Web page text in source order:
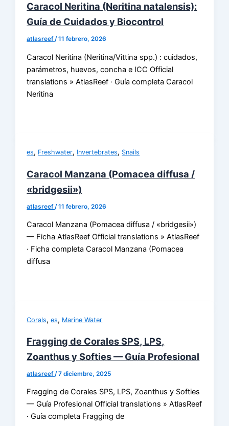
Caracol Neritina (Neritina natalensis):
Guía de Cuidados y Biocontrol
atlasreef/11 febrero, 2026
Caracol Neritina (Neritina/Vittina spp.) : cuidados,
parámetros, huevos, concha e ICC Official
translations » AtlasReef · Guía completa Caracol
Neritina
es, Freshwater, Invertebrates, Snails
Caracol Manzana (Pomacea diffusa /
«bridgesii»)
atlasreef /11 febrero, 2026
Caracol Manzana (Pomacea diffusa / «bridgesii»)
— Ficha AtlasReef Official translations » AtlasReef
· Ficha completa Caracol Manzana (Pomacea
diffusa
Corals,es, Marine Water
Fragging de Corales SPS, LPS,
Zoanthus y Softies — Guía Profesional
atlasreef/7 diciembre, 2025
Fragging de Corales SPS, LPS, Zoanthus y Softies
— Guía Profesional Official translations » AtlasReef
· Guía completa Fragging de